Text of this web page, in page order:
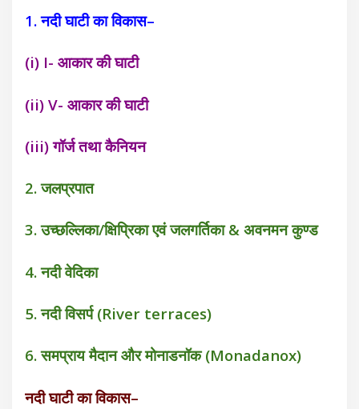
1. नदी घाटी का विकास–
(i) I- आकार की घाटी
(ii) V- आकार की घाटी
(iii) गॉर्ज तथा कैनियन
2. जलप्रपात
3. उच्छल्लिका/क्षिप्रिका एवं जलगर्तिका & अवनमन कुण्ड
4. नदी वेदिका
5. नदी विसर्प (River terraces)
6. समप्राय मैदान और मोनाडनॉक (Monadanox)
नदी घाटी का विकास–